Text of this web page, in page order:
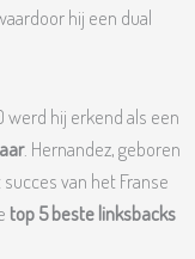
hij een dual
hij erkend als een
. Hernandez, geboren
van het Franse
top 5 beste linksbacks